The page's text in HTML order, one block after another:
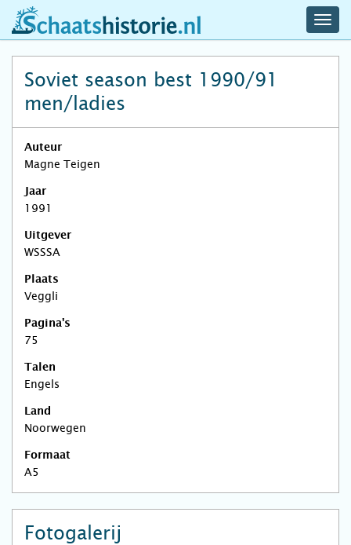
schaatshistorie.nl
Soviet season best 1990/91
men/ladies
Auteur
Magne Teigen
Jaar
1991
Uitgever
WSSSA
Plaats
Veggli
Pagina's
75
Talen
Engels
Land
Noorwegen
Formaat
A5
Fotogalerij